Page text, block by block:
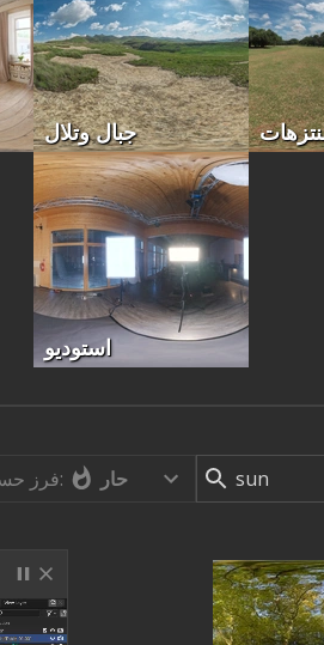
جبال وتلال
استوديو
فرز حسب: حار